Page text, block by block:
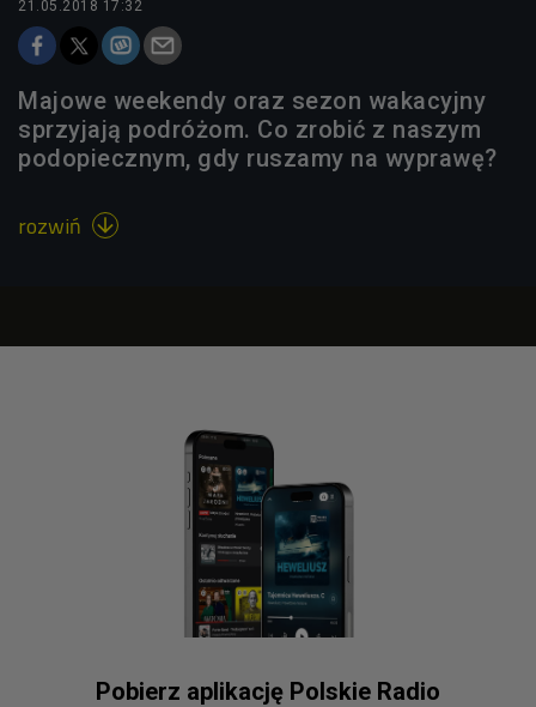
21.05.2018 17:32
Majowe weekendy oraz sezon wakacyjny
sprzyjają podróżom. Co zrobić z naszym
podopiecznym, gdy ruszamy na wyprawę?
rozwiń 
Pobierz aplikację Polskie Radio